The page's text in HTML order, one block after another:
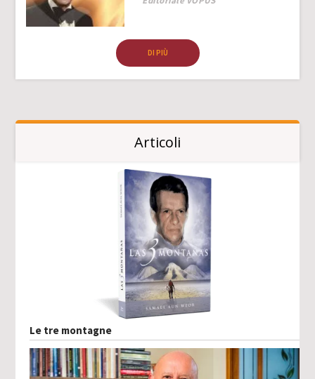
DI PIÙ
Articoli
Le tre montagne